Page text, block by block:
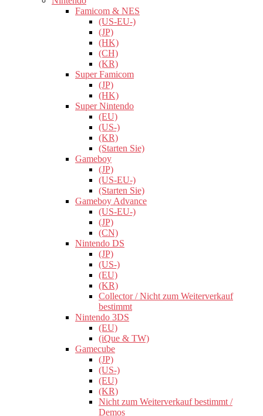
Famicom & NES
(US-EU-)
(JP)
(HK)
(CH)
(KR)
Super Famicom
(JP)
(HK)
Super Nintendo
(EU)
(US-)
(KR)
(Starten Sie)
Gameboy
(JP)
(US-EU-)
(Starten Sie)
Gameboy Advance
(US-EU-)
(JP)
(CN)
Nintendo DS
(JP)
(US-)
(EU)
(KR)
Collector / Nicht zum Weiterverkauf
bestimmt
Nintendo 3DS
(EU)
(iQue & TW)
Gamecube
(JP)
(US-)
(EU)
(KR)
Nicht zum Weiterverkauf bestimmt /
Demos